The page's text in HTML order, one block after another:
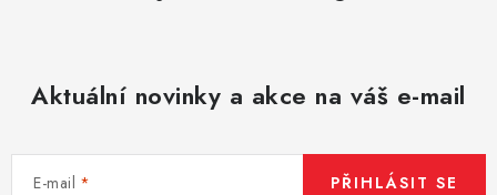
Aktuální novinky a akce na váš e-mail
E-mail PŘIHLÁSIT SE